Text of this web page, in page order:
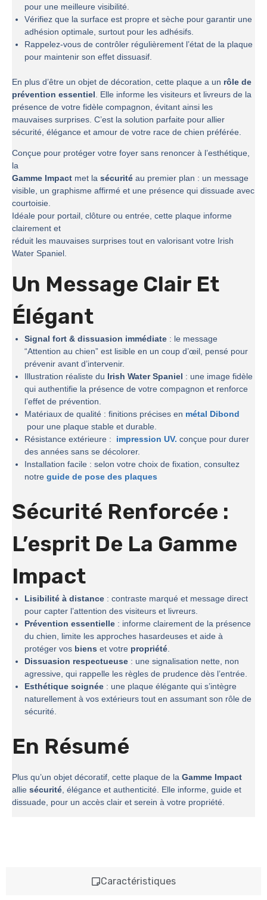
Caractéristiques
pour une meilleure visibilité.
Vérifiez que la surface est propre et sèche pour garantir une
adhésion optimale, surtout pour les adhésifs.
Rappelez-vous de contrôler régulièrement l’état de la plaque
pour maintenir son effet dissuasif.
En plus d’être un objet de décoration, cette plaque a un rôle de
prévention essentiel. Elle informe les visiteurs et livreurs de la
présence de votre fidèle compagnon, évitant ainsi les
mauvaises surprises. C’est la solution parfaite pour allier
sécurité, élégance et amour de votre race de chien préférée.
Conçue pour protéger votre foyer sans renoncer à l’esthétique,
la
Gamme Impact met la sécurité au premier plan : un message
visible, un graphisme affirmé et une présence qui dissuade avec
courtoisie.
Idéale pour portail, clôture ou entrée, cette plaque informe
clairement et
réduit les mauvaises surprises tout en valorisant votre Irish
Water Spaniel.
Un Message Clair Et
Élégant
Signal fort & dissuasion immédiate : le message
“Attention au chien” est lisible en un coup d’œil, pensé pour
prévenir avant d’intervenir.
Illustration réaliste du Irish Water Spaniel : une image fidèle
qui authentifie la présence de votre compagnon et renforce
l’effet de prévention.
Matériaux de qualité : finitions précises en métal Dibond
pour une plaque stable et durable.
Résistance extérieure :
impression UV. conçue pour durer
des années sans se décolorer.
Installation facile : selon votre choix de fixation, consultez
notre guide de pose des plaques
Sécurité Renforcée :
L’esprit De La Gamme
Impact
Lisibilité à distance : contraste marqué et message direct
pour capter l’attention des visiteurs et livreurs.
Prévention essentielle : informe clairement de la présence
du chien, limite les approches hasardeuses et aide à
protéger vos biens et votre propriété.
Dissuasion respectueuse : une signalisation nette, non
agressive, qui rappelle les règles de prudence dès l’entrée.
Esthétique soignée : une plaque élégante qui s’intègre
naturellement à vos extérieurs tout en assumant son rôle de
sécurité.
En Résumé
Plus qu’un objet décoratif, cette plaque de la Gamme Impact
allie sécurité, élégance et authenticité. Elle informe, guide et
dissuade, pour un accès clair et serein à votre propriété.